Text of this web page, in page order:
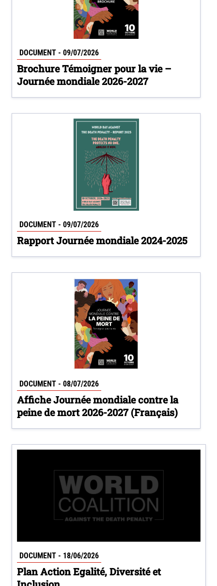
DOCUMENT - 09/07/2026
Brochure Témoigner pour la vie –
Journée mondiale 2026-2027
DOCUMENT - 09/07/2026
Rapport Journée mondiale 2024-2025
DOCUMENT - 08/07/2026
Affiche Journée mondiale contre la
peine de mort 2026-2027 (Français)
DOCUMENT - 18/06/2026
Plan Action Egalité, Diversité et